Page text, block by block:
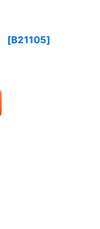
[B21105]